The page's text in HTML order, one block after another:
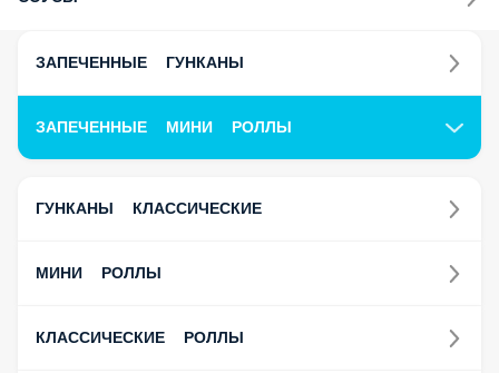
ЗАПЕЧЕННЫЕ ГУНКАНЫ
ЗАПЕЧЕННЫЕ МИНИ РОЛЛЫ
ГУНКАНЫ КЛАССИЧЕСКИЕ
МИНИ РОЛЛЫ
КЛАССИЧЕСКИЕ РОЛЛЫ